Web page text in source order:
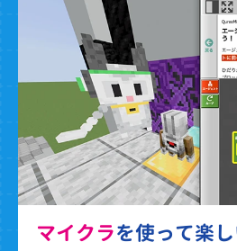
マイクラを使って楽し